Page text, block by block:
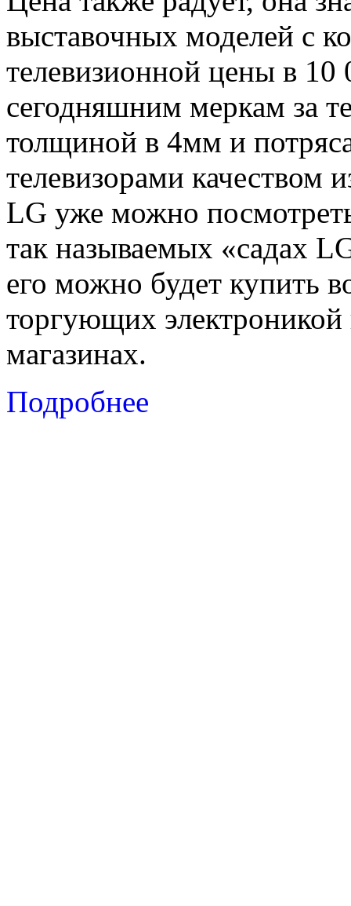
выставочных моделей с
телевизионной цены в
сегодняшним меркам за
толщиной в 4мм и
телевизорами качеством
LG уже можно
так называемых «садах
его можно будет купить
торгующих электроникой
магазинах.
Подробнее